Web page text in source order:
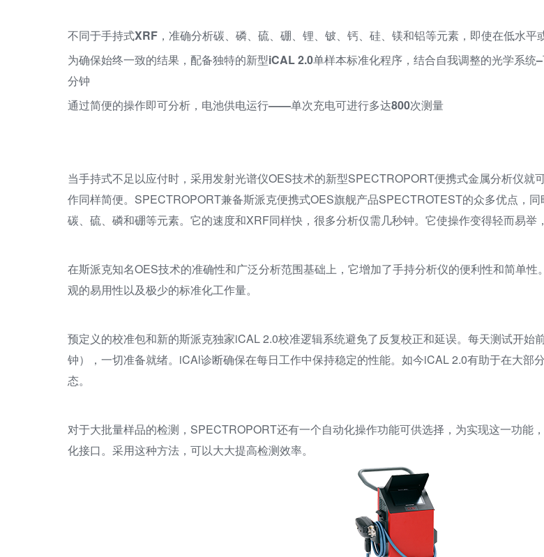
不同于手持式XRF，准确分析碳、磷、硫、硼、锂、铍、钙、硅、镁和铝等元素，即使在低水平
为确保始终一致的结果，配备独特的新型iCAL 2.0单样本标准化程序，结合自我调整的光学系统
分钟
通过简便的操作即可分析，电池供电运行——单次充电可进行多达800次测量
当手持式不足以应付时，采用发射光谱仪OES技术的新型SPECTROPORT便携式金属分析仪就
作同样简便。SPECTROPORT兼备斯派克便携式OES旗舰产品SPECTROTEST的众多优点，
碳、硫、磷和硼等元素。它的速度和XRF同样快，很多分析仅需几秒钟。它使操作变得轻而易举
在斯派克知名OES技术的准确性和广泛分析范围基础上，它增加了手持分析仪的便利性和简单
观的易用性以及极少的标准化工作量。
预定义的校准包和新的斯派克独家iCAL 2.0校准逻辑系统避免了反复校正和延误。每天测试开始
钟），一切准备就绪。iCAl诊断确保在每日工作中保持稳定的性能。如今iCAL 2.0有助于在大部
态。
对于大批量样品的检测，SPECTROPORT还有一个自动化操作功能可供选择，为实现这一功能
化接口。采用这种方法，可以大大提高检测效率。